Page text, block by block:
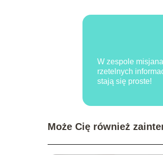
W zespole
rzetelnych
stają się proste!
Może Cię również